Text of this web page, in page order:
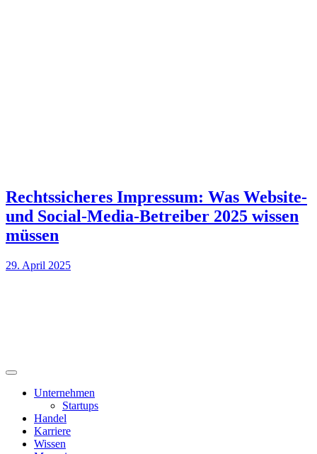
Rechtssicheres Impressum: Was Website-
und Social-Media-Betreiber 2025 wissen
müssen
29. April 2025
Unternehmen
Startups
Handel
Karriere
Wissen